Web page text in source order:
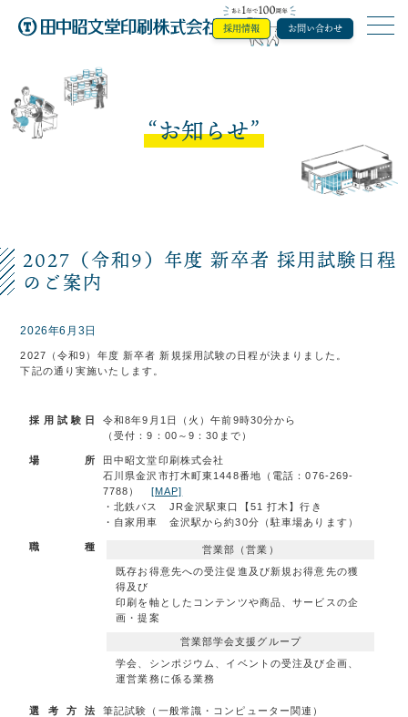
田中昭文堂印
採用情報 お問い合わせ
お知らせ
2027（令和9）年度 新卒者 採用試験日程
のご案内
2026年6月3日
2027（令和9）年度 新卒者 新規採用試験の日程が決まりました。
下記の通り実施いたします。
採用試験日
令和8年9月1日（火）午前9時30分から
（受付：9：00～9：30まで）
場所
田中昭文堂印刷株式会社
石川県金沢市打木町東1448番地（電話：076-269-
7788） [MAP]
・北鉄バス JR金沢駅東口【51 打木】行き
・自家用車 金沢駅から約30分（駐車場あります）
職種
営業部（営業）
既存お得意先への受注促進及び新規お得意先の獲
得及び
印刷を軸としたコンテンツや商品、サービスの企
画・提案
営業部学会支援グループ
学会、シンポジウム、イベントの受注及び企画、
運営業務に係る業務
選考方法
筆記試験（一般常識・コンピューター関連）